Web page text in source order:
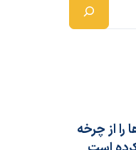
از چرخه